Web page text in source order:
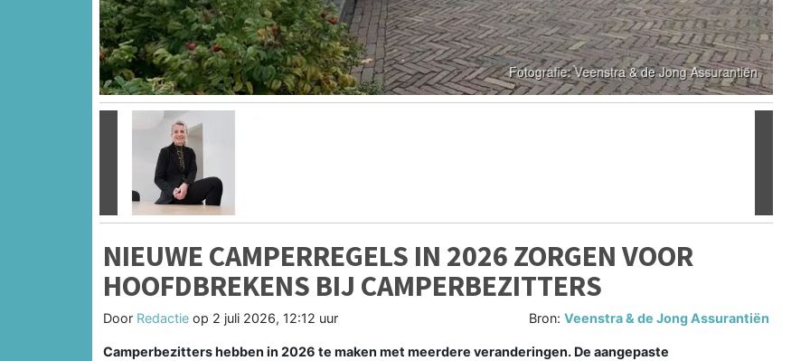
NIEUWE CAMPERREGELS IN 2026 ZORGEN VOOR
HOOFDBREKENS BIJ CAMPERBEZITTERS
Door Redactie op 2 juli 2026, 12:12 uur Bron:Veenstra & de Jong Assurantiën
Camperbezitters hebben in 2026 te maken met meerdere veranderingen. De aangepaste